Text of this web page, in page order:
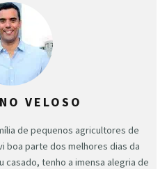
VELOSO
de pequenos agricultores de
boa parte dos melhores dias da
casado, tenho a imensa alegria de